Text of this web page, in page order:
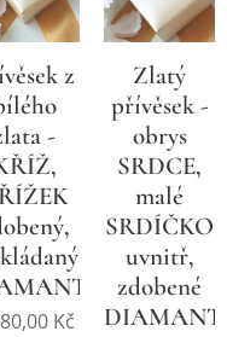
z
-
Kč
Zlatý
přívěsek -
obrys
SRDCE,
malé
SRDÍČKO
uvnitř,
zdobené